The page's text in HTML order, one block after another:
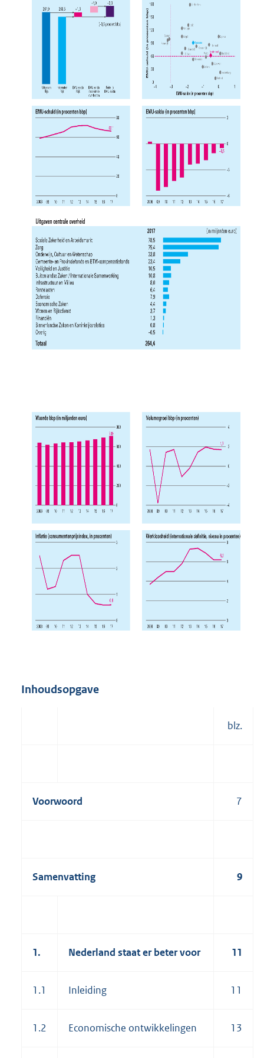
Inhoudsopgave
blz.
Voorwoord 7
Samenvatting 9
1. Nederland staat er beter voor 11
1.1 Inleiding 11
1.2 Economische ontwikkelingen 13